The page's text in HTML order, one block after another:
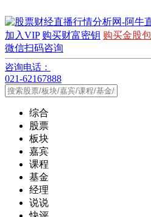
加入VIP 购买财富密钥 购买金股包
微信扫码咨询
咨询电话：
021-62167888
综合
股票
板块
嘉宾
课程
基金
经理
说说